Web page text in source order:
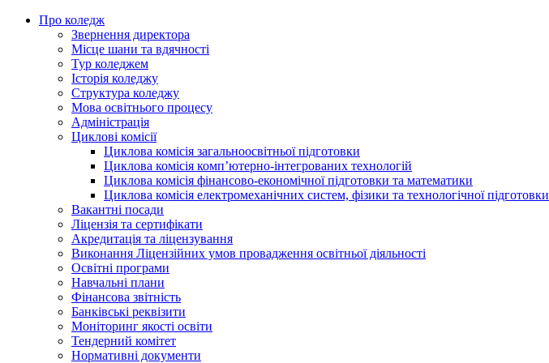
Про коледж
Звернення директора
Місце шани та вдячності
Тур коледжем
Історія коледжу
Структура коледжу
Мова освітнього процесу
Адміністрація
Циклові комісії
Циклова комісія загальноосвітньої підготовки
Циклова комісія комп’ютерно-інтегрованих технологій
Циклова комісія фінансово-економічної підготовки та математики
Циклова комісія електромеханічних систем, фізики та технологічної підготовки
Вакантні посади
Ліцензія та сертифікати
Акредитація та ліцензування
Виконання Ліцензійних умов провадження освітньої діяльності
Освітні програми
Навчальні плани
Фінансова звітність
Банківські реквізити
Моніторинг якості освіти
Тендерний комітет
Нормативні документи